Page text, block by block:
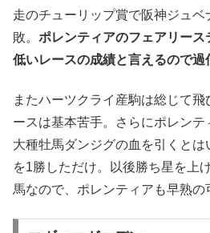
走のチューリップ賞で阪神ジュ
敗。 ポレンティアのフェアリー
低いレースの成績と言えるので過
またハーツクライ産駒は総じて
ースは基本苦手。さらにポレン
大種牡馬ダンジグの血を引くと
を1勝しただけ。以後勝ち星を上
馬なので、ポレンティアも早熟の